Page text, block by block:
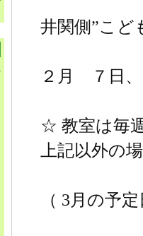
井関側”こど
２月 ７日
☆ 教室は毎
上記以外の
（ 3月の予